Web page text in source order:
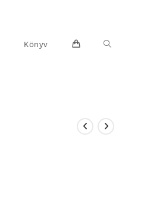
Könyv Toggle
website